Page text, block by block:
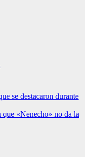
se destacaron durante
que «Nenecho» no da la